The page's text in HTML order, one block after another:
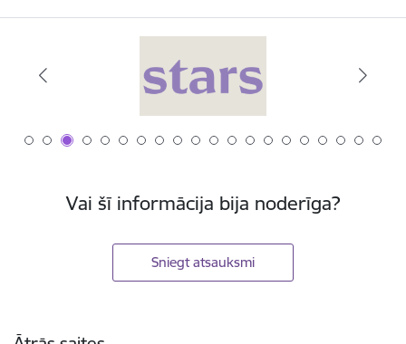
Vai šī informācija bija noderīga?
Sniegt atsauksmi